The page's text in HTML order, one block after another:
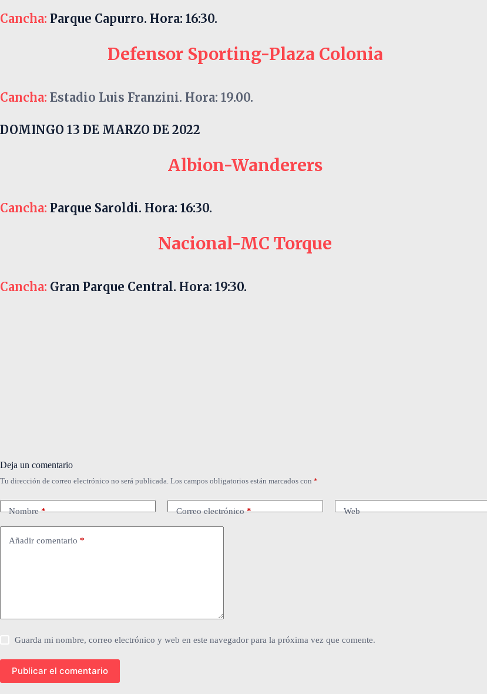
Cancha: Parque Capurro. Hora: 16:30.
Defensor Sporting-Plaza Colonia
Cancha: Estadio Luis Franzini. Hora: 19.00.
DOMINGO 13 DE MARZO DE 2022
Albion-Wanderers
Cancha: Parque Saroldi. Hora: 16:30.
Nacional-MC Torque
Cancha: Gran Parque Central. Hora: 19:30.
Deja un comentario
Tu dirección de correo electrónico no será publicada. Los campos obligatorios están marcados con *
Nombre* Correo electrónico* Web
Añadir comentario *
Guarda mi nombre, correo electrónico y web en este navegador para la próxima vez que comente.
Publicar el comentario